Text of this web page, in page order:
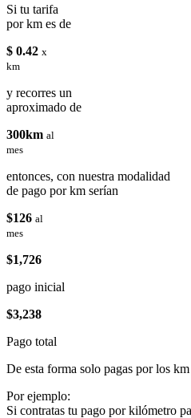
Si tu tarifa
por km es de
$ 0.42 x
km
y recorres un
aproximado de
300km al
mes
entonces, con nuestra modalidad
de pago por km serían
$126 al
mes
$1,726
pago inicial
$3,238
Pago total
De esta forma solo pagas por los
Por ejemplo:
Si contratas tu pago por kilómetro